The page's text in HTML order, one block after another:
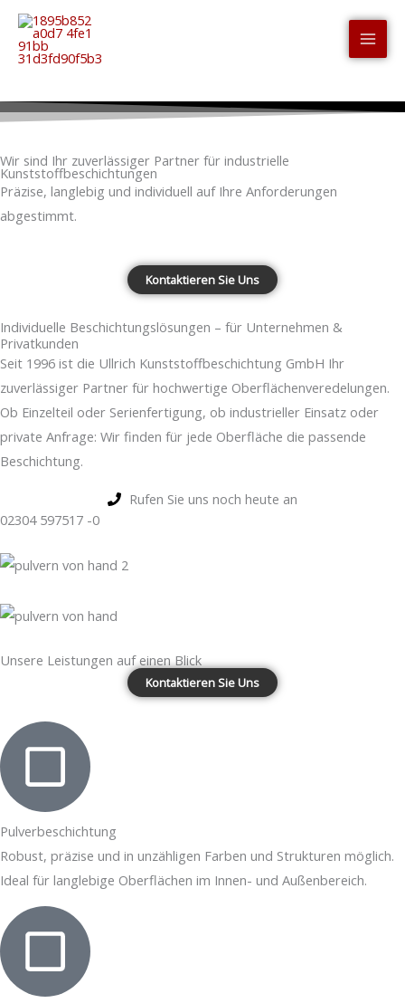
Zum
springen
Wir sind Ihr zuverlässiger Partner für industrielle
Kunststoffbeschichtungen
Präzise, langlebig und individuell auf Ihre Anforderungen
abgestimmt.
Kontaktieren Sie Uns
Individuelle Beschichtungslösungen – für Unternehmen &
Privatkunden
Seit 1996 ist die Ullrich Kunststoffbeschichtung GmbH Ihr
zuverlässiger Partner für hochwertige Oberflächenveredelungen.
Ob Einzelteil oder Serienfertigung, ob industrieller Einsatz oder
private Anfrage: Wir finden für jede Oberfläche die passende
Beschichtung.
Rufen Sie uns noch heute an
02304 597517 -0
Unsere Leistungen auf einen Blick
Kontaktieren Sie Uns
Pulverbeschichtung
Robust, präzise und in unzähligen Farben und Strukturen möglich.
Ideal für langlebige Oberflächen im Innen- und Außenbereich.